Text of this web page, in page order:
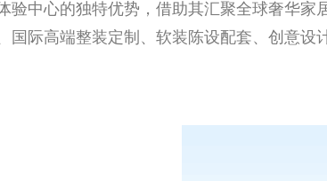
验中心的独特优势，借助其汇聚全球奢华
国际高端整装定制、软装陈设配套、创意